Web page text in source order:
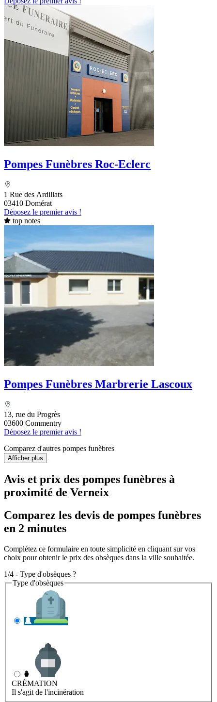
Pompes Funèbres Roc-Eclerc
1 Rue des Ardillats
03410 Domérat
Déposez le premier avis !
top notes
Pompes Funèbres Marbrerie Lascoux
13, rue du Progrès
03600 Commentry
Déposez le premier avis !
Comparez d'autres pompes funèbres
Afficher plus
Avis et prix des pompes funèbres à
proximité de Verneix
Comparez les devis de pompes funèbres
en 2 minutes
Complétez ce formulaire en toute simplicité en cliquant sur vos
choix pour obtenir le prix des obsèques dans la ville souhaitée.
1/4 - Type d'obsèques ?
Type d'obsèques
CRÉMATION
Il s'agit de l'incinération